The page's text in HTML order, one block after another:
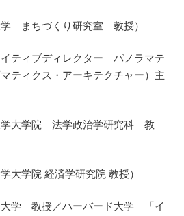
まちづくり研究室 教授）
ティブディレクター パノラマテ
ティクス・アーキテクチャー）主
大学院 法学政治学研究科 教
大学院 経済学研究院 教授）
学 教授／ハーバード大学 「イ